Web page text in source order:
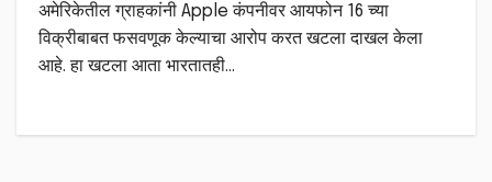
अमेरिकेतील ग्राहकांनी Apple कंपनीवर आयफोन 16 च्या
विक्रीबाबत फसवणूक केल्याचा आरोप करत खटला दाखल केला
आहे. हा खटला आता भारतातही…